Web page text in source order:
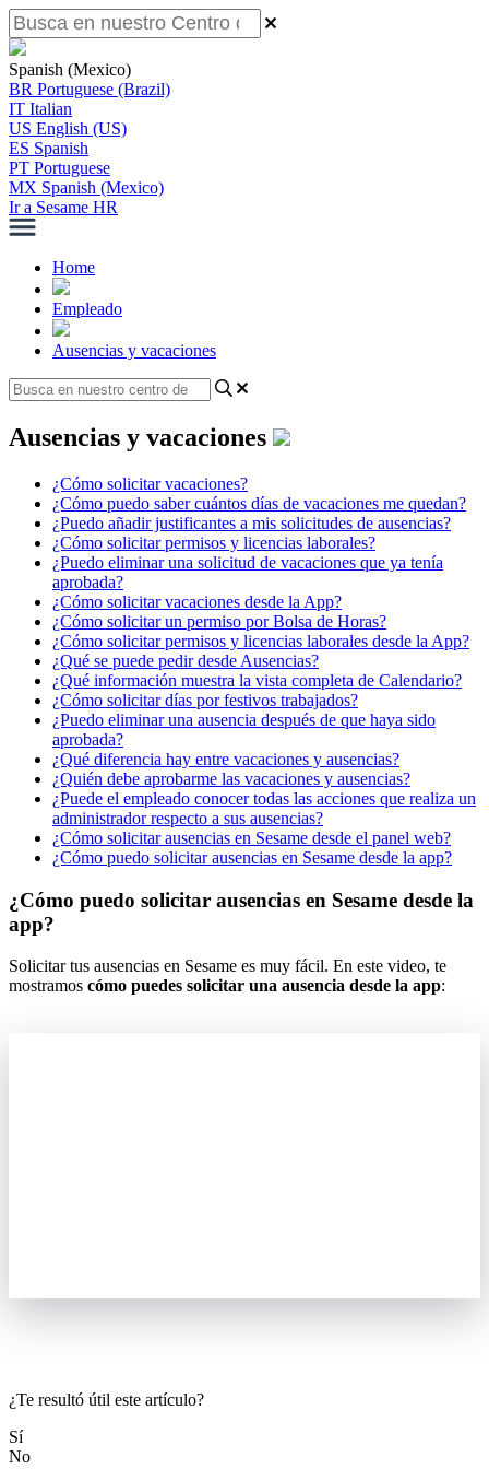
Spanish (Mexico)
BR Portuguese (Brazil)
IT Italian
US English (US)
ES Spanish
PT Portuguese
MX Spanish (Mexico)
Ir a Sesame HR
Home
Empleado
Ausencias y vacaciones
Ausencias y vacaciones
¿Cómo solicitar vacaciones?
¿Cómo puedo saber cuántos días de vacaciones me quedan?
¿Puedo añadir justificantes a mis solicitudes de ausencias?
¿Cómo solicitar permisos y licencias laborales?
¿Puedo eliminar una solicitud de vacaciones que ya tenía
aprobada?
¿Cómo solicitar vacaciones desde la App?
¿Cómo solicitar un permiso por Bolsa de Horas?
¿Cómo solicitar permisos y licencias laborales desde la App?
¿Qué se puede pedir desde Ausencias?
¿Qué información muestra la vista completa de Calendario?
¿Cómo solicitar días por festivos trabajados?
¿Puedo eliminar una ausencia después de que haya sido
aprobada?
¿Qué diferencia hay entre vacaciones y ausencias?
¿Quién debe aprobarme las vacaciones y ausencias?
¿Puede el empleado conocer todas las acciones que realiza un
administrador respecto a sus ausencias?
¿Cómo solicitar ausencias en Sesame desde el panel web?
¿Cómo puedo solicitar ausencias en Sesame desde la app?
¿Cómo puedo solicitar ausencias en Sesame desde la
app?
Solicitar tus ausencias en Sesame es muy fácil. En este video, te
mostramos cómo puedes solicitar una ausencia desde la app:
¿Te resultó útil este artículo?
Sí
No